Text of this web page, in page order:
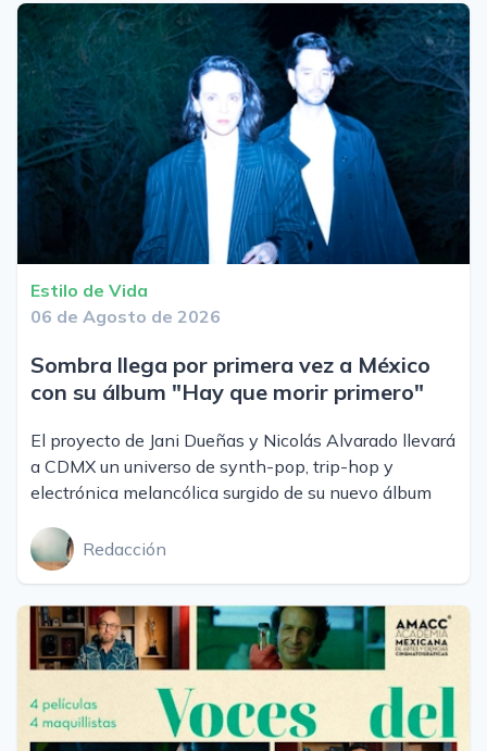
Estilo de Vida
06 de Agosto de 2026
Sombra llega por primera vez a México
con su álbum "Hay que morir primero"
El proyecto de Jani Dueñas y Nicolás Alvarado llevará
a CDMX un universo de synth-pop, trip-hop y
electrónica melancólica surgido de su nuevo álbum
Redacción